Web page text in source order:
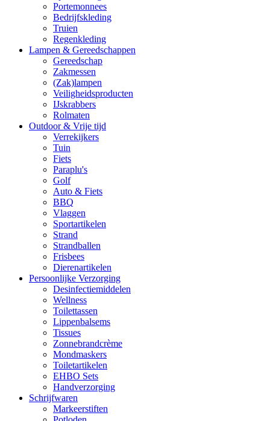
Portemonnees
Bedrijfskleding
Truien
Regenkleding
Lampen & Gereedschappen
Gereedschap
Zakmessen
(Zak)lampen
Veiligheidsproducten
IJskrabbers
Rolmaten
Outdoor & Vrije tijd
Verrekijkers
Tuin
Fiets
Paraplu's
Golf
Auto & Fiets
BBQ
Vlaggen
Sportartikelen
Strand
Strandballen
Frisbees
Dierenartikelen
Persoonlijke Verzorging
Desinfectiemiddelen
Wellness
Toilettassen
Lippenbalsems
Tissues
Zonnebrandcrème
Mondmaskers
Toiletartikelen
EHBO Sets
Handverzorging
Schrijfwaren
Markeerstiften